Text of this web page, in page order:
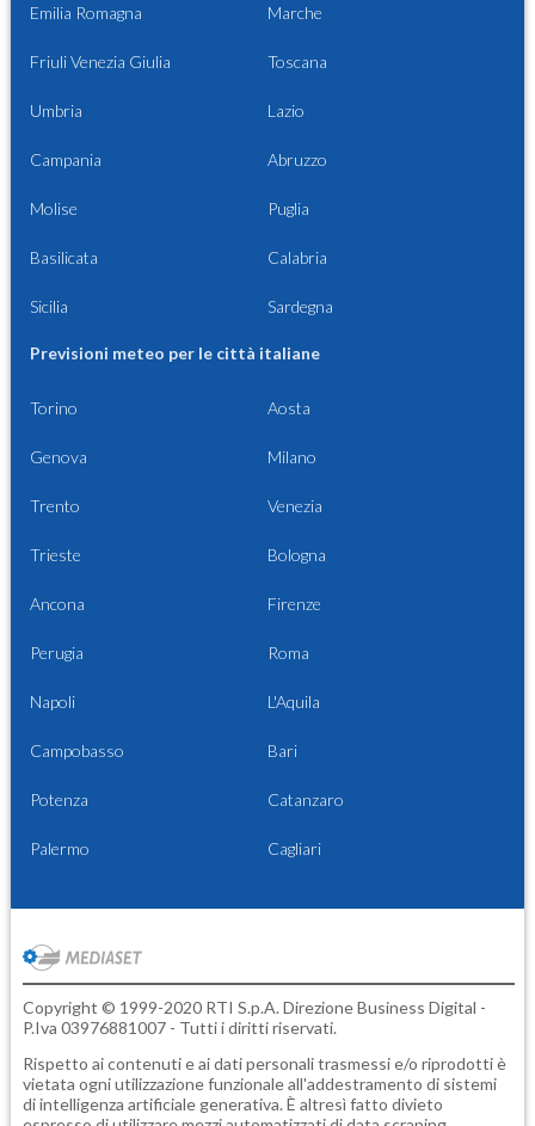
Emilia Romagna Marche
Friuli Venezia Giulia Toscana
Umbria Lazio
Campania Abruzzo
Molise Puglia
Basilicata Calabria
Sicilia Sardegna
Previsioni meteo per le città italiane
Torino Aosta
Genova Milano
Trento Venezia
Trieste Bologna
Ancona Firenze
Perugia Roma
Napoli L'Aquila
Campobasso Bari
Potenza Catanzaro
Palermo Cagliari
Copyright © 1999-2020 RTI S.p.A. Direzione Business Digital -
P.Iva 03976881007 - Tutti i diritti riservati.
Rispetto ai contenuti e ai dati personali trasmessi e/o riprodotti è
vietata ogni utilizzazione funzionale all'addestramento di sistemi
di intelligenza artificiale generativa. È altresì fatto divieto